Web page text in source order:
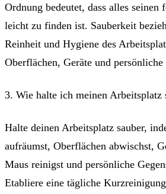
Ordnung bedeutet, dass alles seinen
leicht zu finden ist. Sauberkeit
Reinheit und Hygiene des
Oberflächen, Geräte und persönliche
3. Wie halte ich meinen Arbeitsplatz
Halte deinen Arbeitsplatz sauber,
aufräumst, Oberflächen abwischst,
Maus reinigst und persönliche
Etabliere eine tägliche